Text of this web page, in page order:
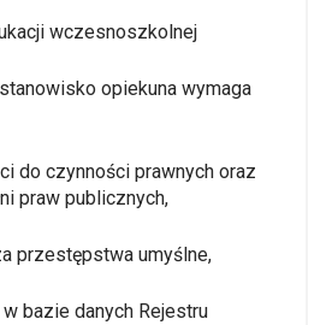
wczesnoszkolnej
opiekuna wymaga
do czynności prawnych oraz
praw publicznych,
przestępstwa umyślne,
bazie danych Rejestru